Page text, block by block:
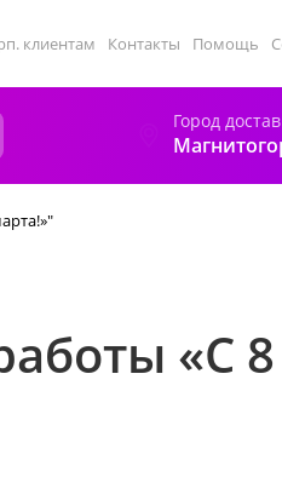
клиентам Контакты Помощь
Город
«С